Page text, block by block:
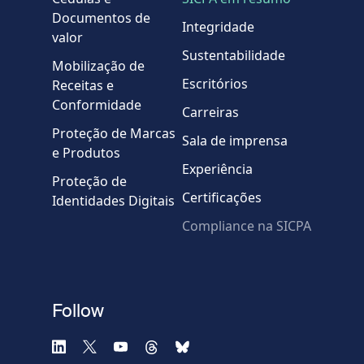
Country
Mensagem
* Campos obrigatórios
Documentos de
valor
Mobilização de
Receitas e
Conformidade
Proteção de Marcas
e Produtos
Proteção de
Identidades Digitais
Integridade
Sustentabilidade
Escritórios
Carreiras
Sala de imprensa
Experiência
Certificações
Compliance na SICPA
Follow